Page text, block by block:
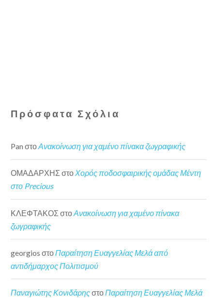
Πρόσφατα Σχόλια
Pan στοΑνακοίνωση για χαμένο πίνακα ζωγραφικής
ΟΜΑΔΑΡΧΗΣ στοΧορός ποδοσφαιρικής ομάδας Μέντη
στο Precious
ΚΛΕΦΤΑΚΟΣ στοΑνακοίνωση για χαμένο πίνακα
ζωγραφικής
georgios στοΠαραίτηση Ευαγγελίας Μελά από
αντιδήμαρχος Πολιτισμού
Παναγιώτης ΚονιδάρηςστοΠαραίτηση Ευαγγελίας Μελά